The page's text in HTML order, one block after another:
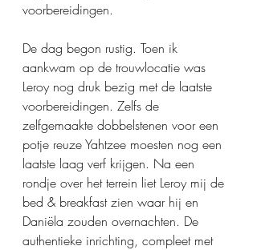
voorbereidingen.
De dag begon rustig. Toen ik
aankwam op de trouwlocatie was
Leroy nog druk bezig met de laatste
voorbereidingen. Zelfs de
zelfgemaakte dobbelstenen voor een
potje reuze Yahtzee moesten nog een
laatste laag verf krijgen. Na een
rondje over het terrein liet Leroy mij de
bed & breakfast zien waar hij en
Daniëla zouden overnachten. De
authentieke inrichting, compleet met